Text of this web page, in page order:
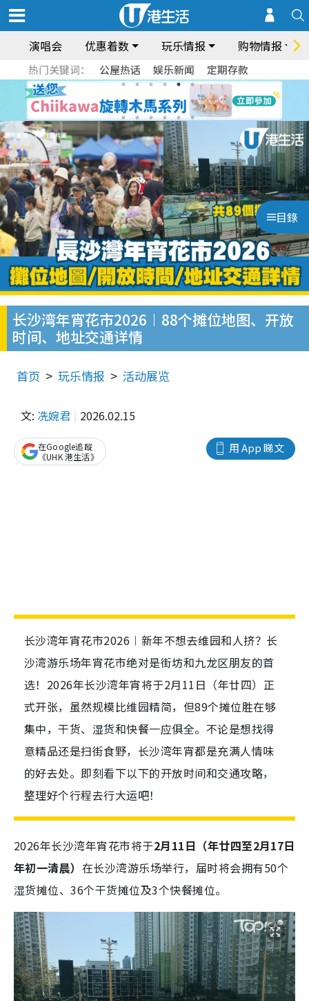
演唱会 优惠着数 玩乐情报 购物情报
热门关键词： 公屋热话 娱乐新闻 定期存款
目錄
长沙湾年宵花市2026︱88个摊位地图、开放
时间、地址交通详情
首页 玩乐情报 活动展览
文: 冼婉君 2026.02.15
用 App 睇文
在Google追蹤
《UHK 港生活》
长沙湾年宵花市2026︱新年不想去维园和人挤？长
沙湾游乐场年宵花市绝对是街坊和九龙区朋友的首
选！2026年长沙湾年宵将于2月11日（年廿四）正
式开张，虽然规模比维园精简，但89个摊位胜在够
集中，干货、湿货和快餐一应俱全。不论是想找得
意精品还是扫街食野，长沙湾年宵都是充满人情味
的好去处。即刻看下以下的开放时间和交通攻略，
整理好个行程去行大运吧！
2026年长沙湾年宵花市将于2月11日（年廿四至2月17日
年初一清晨） 在长沙湾游乐场举行，届时将会拥有50个
湿货摊位、36个干货摊位及3个快餐摊位。